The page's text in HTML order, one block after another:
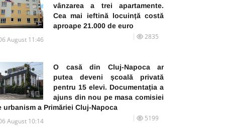
vânzarea a trei apartamente.
Cea mai ieftină locuință costă
aproape 21.000 de euro
August 11:46 2835
O casă din Cluj-Napoca ar
putea deveni școală privată
pentru 15 elevi. Documentația a
ajuns din nou pe masa comisiei
urbanism a Primăriei Cluj-Napoca
August 10:14 5199